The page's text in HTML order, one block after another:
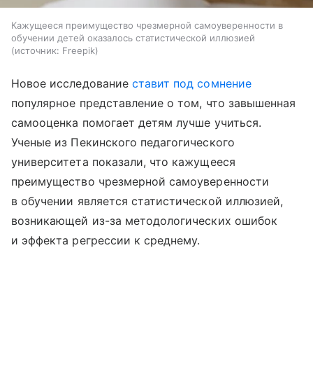
Кажущееся преимущество чрезмерной самоуверенности в
обучении детей оказалось статистической иллюзией
источник: Freepik
Новое исследование ставит под сомнение
популярное представление о том, что завышенная
самооценка помогает детям лучше учиться.
Ученые из Пекинского педагогического
университета показали, что кажущееся
преимущество чрезмерной самоуверенности
в обучении является статистической иллюзией,
возникающей из-за методологических ошибок
и эффекта регрессии к среднему.